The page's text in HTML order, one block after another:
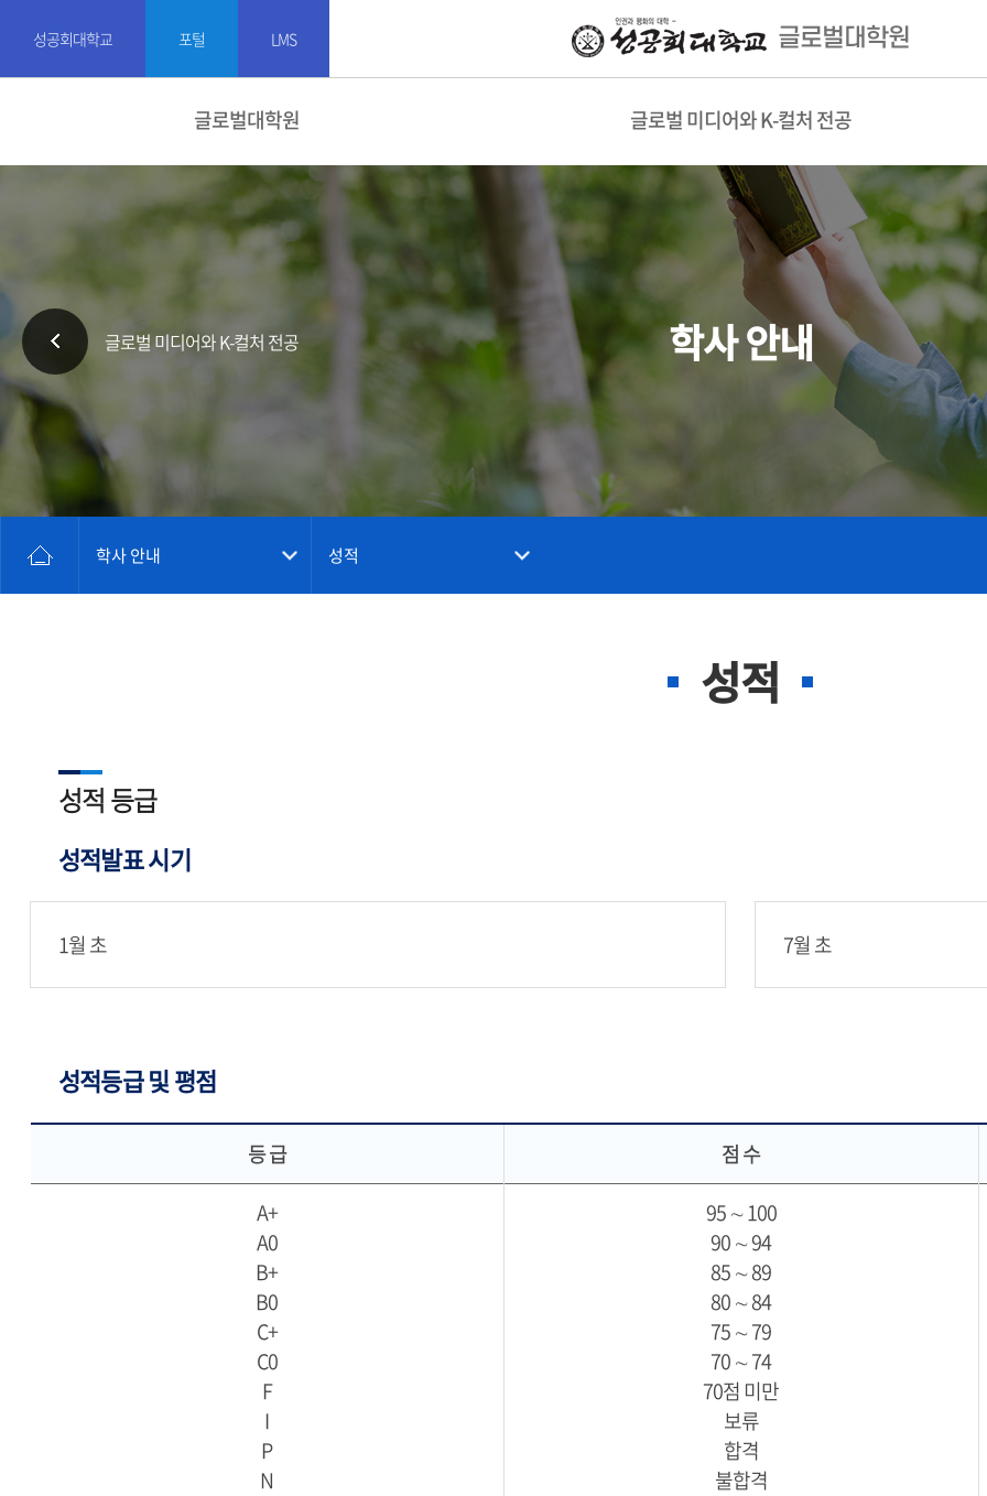
성공회대학교 포털 LMS 글로벌대학원
글로벌대학원 글로벌 미디어와 K-컬처 전공
글로벌 미디어와 K-컬처 전공 학사 안내
학사 안내 성적
성적
성적 등급
성적발표 시기
1월 초 7월 초
성적등급 및 평점
등 급
점 수
A+
A0
B+
B0
C+
C0
F
I
P
N
95 ∼ 100
90 ∼ 94
85 ∼ 89
80 ∼ 84
75 ∼ 79
70 ∼ 74
70점 미만
보류
합격
불합격